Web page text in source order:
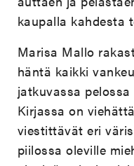
kaupalla kahdesta
Marisa Mallo
häntä kaikki
jatkuvassa
Kirjassa on
viestittävät eri
piilossa oleville